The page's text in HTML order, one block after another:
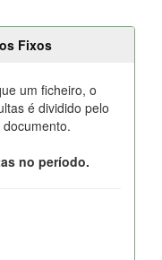
Fixos
um ficheiro, o
é dividido pelo
no período.